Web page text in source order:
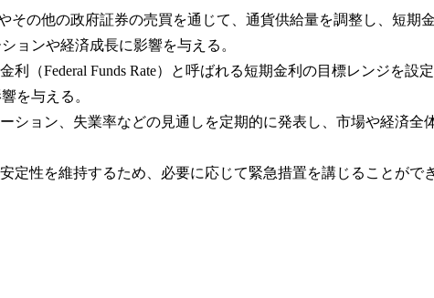
その他の政府証券の売買を通じて、通貨供給量を調整し、短期
ョンや経済成長に影響を与える。
利（Federal Funds Rate）と呼ばれる短期金利の目標レンジを設定
を与える。
ション、失業率などの見通しを定期的に発表し、市場や経済全
定性を維持するため、必要に応じて緊急措置を講じることがで